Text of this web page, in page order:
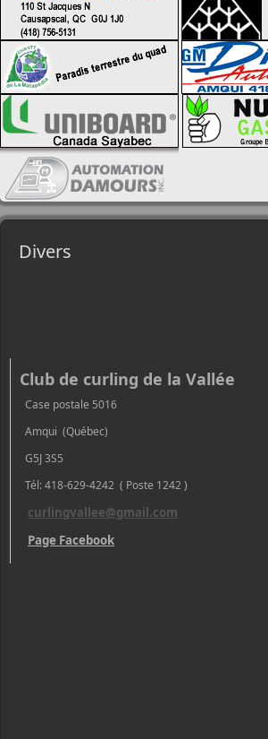
Divers
Club de curling de la Vallée
Case postale 5016
Amqui (Québec)
G5J 3S5
Tél: 418-629-4242 ( Poste 1242 )
curlingvallee@gmail.com
Page Facebook